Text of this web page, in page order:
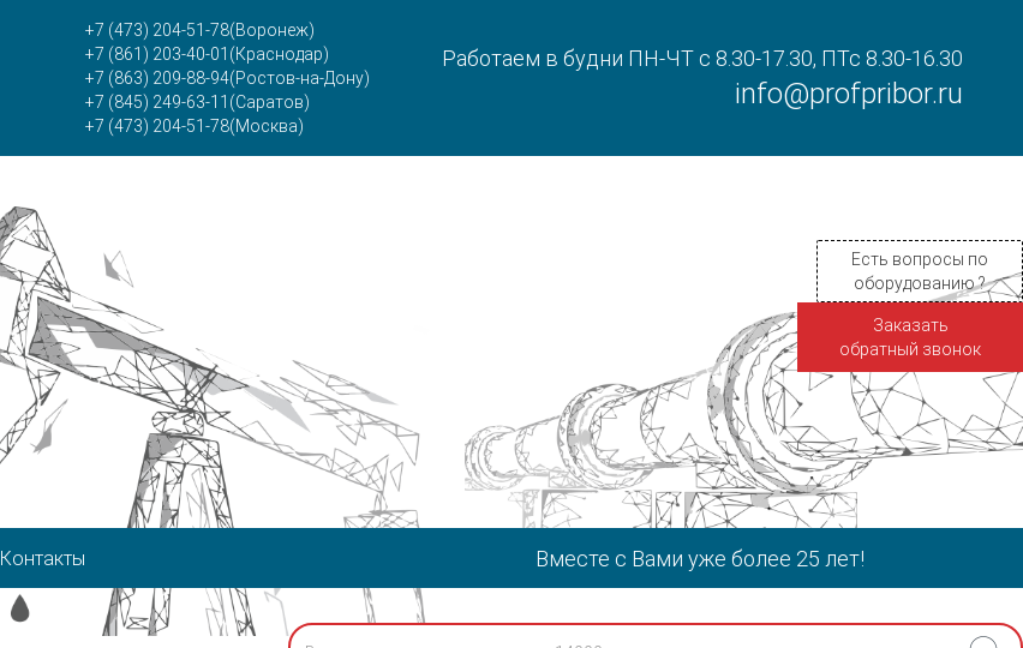
+7 (473) 204-51-78(Воронеж)
+7 (861) 203-40-01 (Краснодар)
+7 (863) 209-88-94(Ростов-на-Дону)
+7 (845) 249-63-11 (Саратов)
+7 (473) 204-51-78(Москва)
Работаем в будни ПН-ЧТ с 8.30-17.30, ПТс 8.30-16.30
info@profpribor.ru
Есть вопросы по
оборудованию ?
Заказать
обратный звонок
Контакты Вместе с Вами уже более 25 лет!